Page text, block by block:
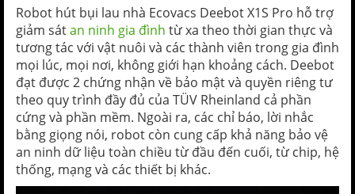
Robot hút bụi lau nhà Ecovacs Deebot X1S Pro hỗ trợ
giảm sátan ninh gia đình từ xa theo thời gian thực và
tương tác với vật nuôi và các thành viên trong gia đình
mọi lúc, mọi nơi, không giới hạn khoảng cách. Deebot
đạt được 2 chứng nhận về bảo mật và quyền riêng tư
theo quy trình đầy đủ của TÜV Rheinland cả phần
cứng và phần mềm. Ngoài ra, các chỉ báo, lời nhắc
bằng giọng nói, robot còn cung cấp khả năng bảo vệ
an ninh dữ liệu toàn chiều từ đầu đến cuối, từ chip, hệ
thống, mạng và các thiết bị khác.